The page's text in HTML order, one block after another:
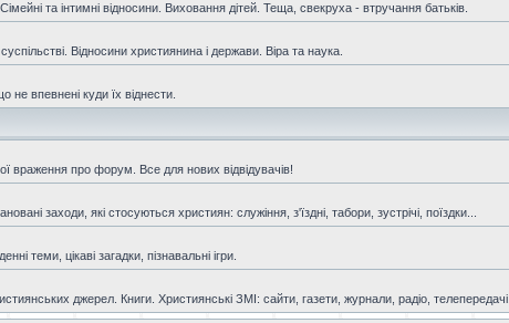
та інтимні відносини. Виховання дітей. Теща, свекруха - втручання батьків.
Відносини християнина і держави. Віра та наука.
не впевнені куди їх віднести.
враження про форум. Все для нових відвідувачів!
заходи, які стосуються християн: служіння, з'їздні, табори, зустрічі, поїздки...
теми, цікаві загадки, пізнавальні ігри.
джерел. Книги. Християнські ЗМІ: сайти, газети, журнали, радіо, телепередачі.